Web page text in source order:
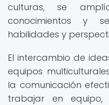
culturas, se
conocimientos y
habilidades y
El intercambio de
equipos
la comunicación
trabajar en equipo,